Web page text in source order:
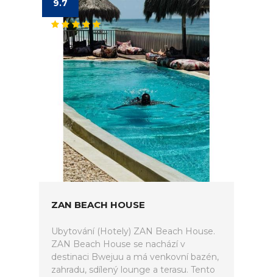
9.7
ZAN BEACH HOUSE
Ubytování (Hotely) ZAN Beach House.
ZAN Beach House se nachází v
destinaci Bwejuu a má venkovní bazén,
zahradu, sdílený lounge a terasu. Tento